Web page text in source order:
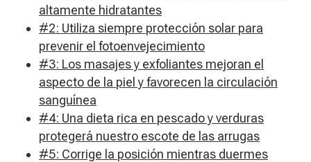
altamente hidratantes
#2: Utiliza siempre protección solar para
prevenir el fotoenvejecimiento
#3: Los masajes y exfoliantes mejoran el
aspecto de la piel y favorecen la circulación
sanguínea
#4: Una dieta rica en pescado y verduras
protegerá nuestro escote de las arrugas
#5: Corrige la posición mientras duermes